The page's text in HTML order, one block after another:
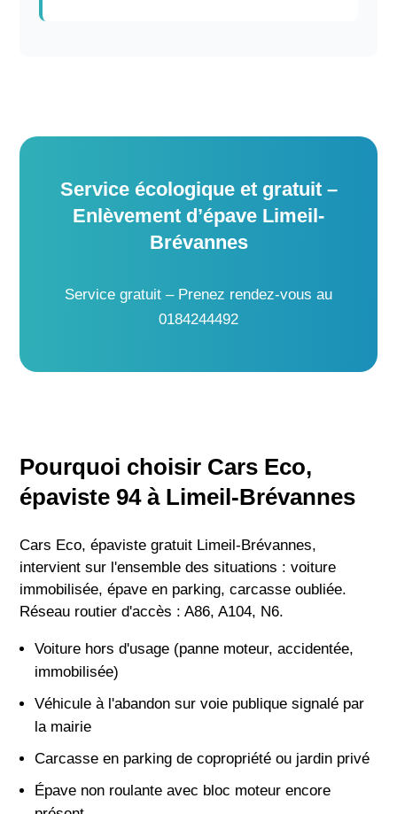
Service écologique et gratuit –
Enlèvement d’épave Limeil-
Brévannes
Service gratuit – Prenez rendez-vous au
0184244492
Pourquoi choisir Cars Eco,
épaviste 94 à Limeil-Brévannes
Cars Eco, épaviste gratuit Limeil-Brévannes,
intervient sur l'ensemble des situations : voiture
immobilisée, épave en parking, carcasse oubliée.
Réseau routier d'accès : A86, A104, N6.
Voiture hors d'usage (panne moteur, accidentée,
immobilisée)
Véhicule à l'abandon sur voie publique signalé par
la mairie
Carcasse en parking de copropriété ou jardin privé
Épave non roulante avec bloc moteur encore